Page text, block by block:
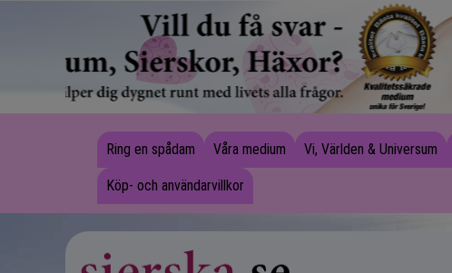
Ring en spådam Våra medium Vi, Världen & Universum
Köp- och användarvillkor